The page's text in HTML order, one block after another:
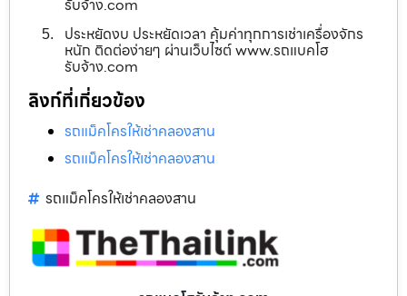
รับจ้าง.com
ประหยัดงบ ประหยัดเวลา คุ้มค่าทุกการเช่าเครื่องจักร
หนัก ติดต่อง่ายๆ ผ่านเว็บไซต์ www.รถแบคโฮ
รับจ้าง.com
ลิงก์ที่เกี่ยวข้อง
รถแม็คโครให้เช่าคลองสาน
รถแม็คโครให้เช่าคลองสาน
รถแม็คโครให้เช่าคลองสาน